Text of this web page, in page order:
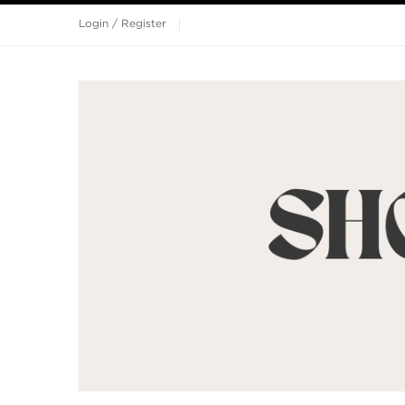
Login / Register